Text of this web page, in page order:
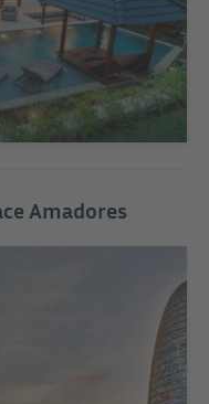
Amadores